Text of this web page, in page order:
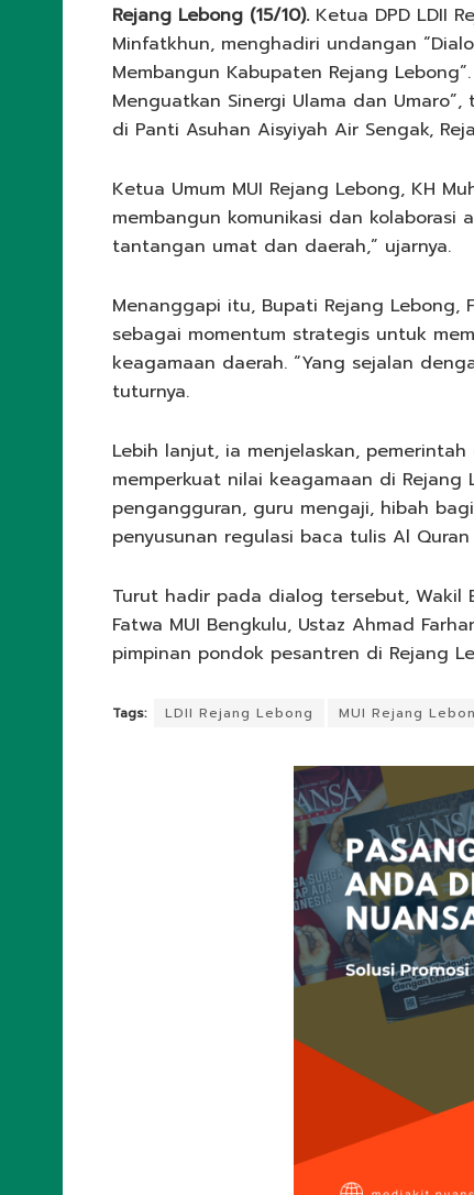
Rejang Lebong (15/10).Ketua DPD LDII
Minfatkhun, menghadiri undangan
Membangun Kabupaten Rejang
Menguatkan Sinergi Ulama dan
di Panti Asuhan Aisyiyah Air Sengak,
Ketua Umum MUI Rejang Lebong, KH
membangun komunikasi dan kolaborasi
tantangan umat dan daerah,” ujarnya.
Menanggapi itu, Bupati Rejang
sebagai momentum strategis untuk
keagamaan daerah. “Yang sejalan
tuturnya.
Lebih lanjut, ia menjelaskan,
memperkuat nilai keagamaan di
pengangguran, guru mengaji, hibah
penyusunan regulasi baca tulis Al
Turut hadir pada dialog tersebut, Wakil
Fatwa MUI Bengkulu, Ustaz Ahmad
pimpinan pondok pesantren di Rejang
Tags: LDII Rejang Lebong MUI Rejang